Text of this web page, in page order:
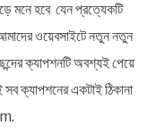
মনে হবে যেন প্রত্যেকটি
ওয়েবসাইটে নতুন নতুন
ক্যাপশনটি অবশ্যই পেয়ে
ক্যাপশনের একটাই ঠিকানা